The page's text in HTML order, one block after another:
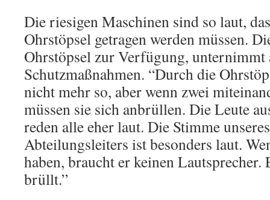
Die riesigen Maschinen sind so laut,
Ohrstöpsel getragen werden müssen.
Ohrstöpsel zur Verfügung, unternimmt
Schutzmaßnahmen. “Durch die
nicht mehr so, aber wenn zwei
müssen sie sich anbrüllen. Die Leute
reden alle eher laut. Die Stimme unseres
Abteilungsleiters ist besonders laut.
haben, braucht er keinen Lautsprecher.
brüllt.”